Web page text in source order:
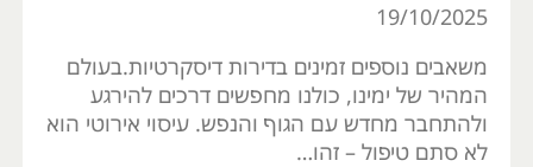
19/10/2025
משאבים נוספים זמינים בדירות דיסקרטיות.בעולם
המהיר של ימינו, כולנו מחפשים דרכים להירגע
ולהתחבר מחדש עם הגוף והנפש. עיסוי אירוטי הוא
לא סתם טיפול – זהו…